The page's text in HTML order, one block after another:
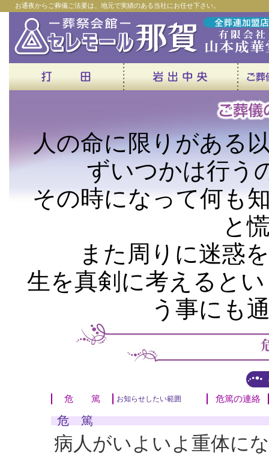
お通夜からご葬儀ご法要は、地元で実績のある当社にお任せ下さい。
人の命に限りがある
ずいつかは行う
その時になって何も
と
また周りに迷惑
生を真剣に考えると
う事にも
危 篤 お知らせしたい範囲 危篤の連絡
危 篤
病人がいよいよ重体に